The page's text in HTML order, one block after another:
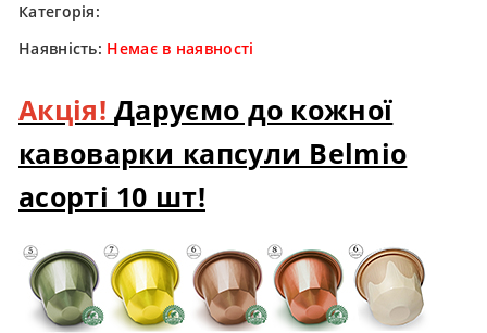
Категорія:
Наявність: Немає в наявності
Акція!Даруємо до кожної
кавоварки капсули Belmio
асорті 10 шт!